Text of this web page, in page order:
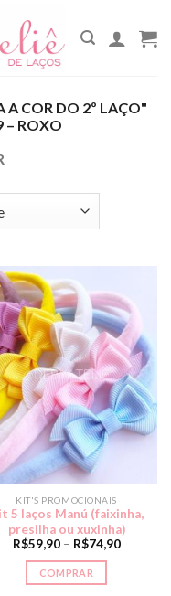
A COR DO 2º LAÇO"
– ROXO
KIT'S PROMOCIONAIS
5 laços Manú (faixinha,
presilha ou xuxinha)
R$59,90– R$74,90
COMPRAR